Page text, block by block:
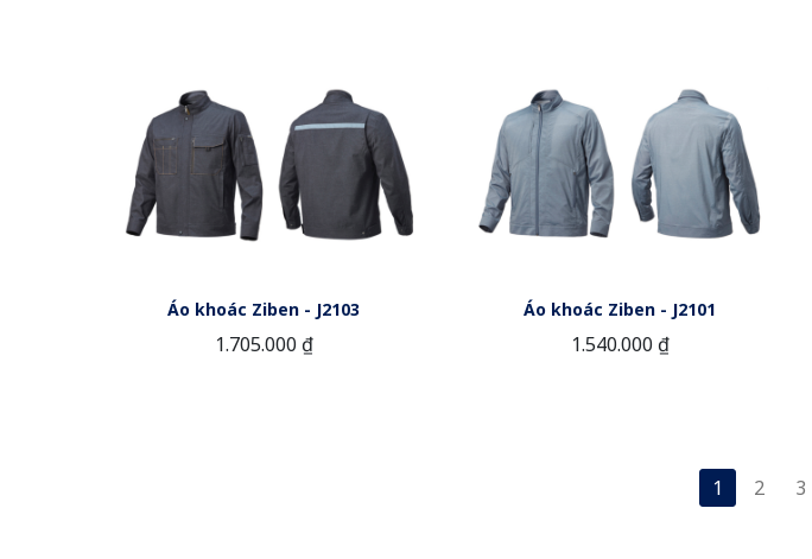
Áo khoác Ziben - J2103
1.705.000 ₫
Áo khoác Ziben - J2101
1.540.000 ₫
1 2 3